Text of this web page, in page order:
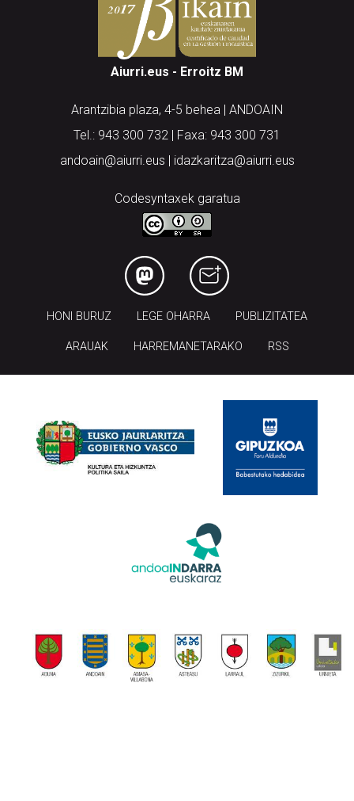
Aiurri.eus - Erroitz BM
Arantzibia plaza, 4-5 behea | ANDOAIN
Tel.: 943 300 732 | Faxa: 943 300 731
andoain@aiurri.eus | idazkaritza@aiurri.eus
Codesyntaxek garatua
HONI BURUZ LEGE OHARRA PUBLIZITATEA
ARAUAK HARREMANETARAKO RSS